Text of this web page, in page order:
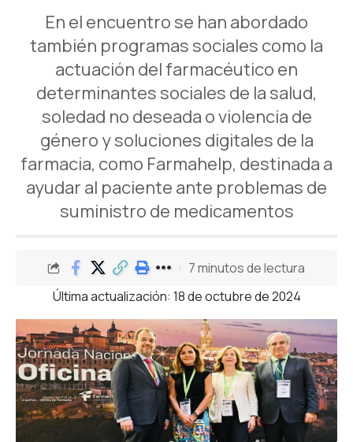
En el encuentro se han abordado
también programas sociales como la
actuación del farmacéutico en
determinantes sociales de la salud,
soledad no deseada o violencia de
género y soluciones digitales de la
farmacia, como Farmahelp, destinada a
ayudar al paciente ante problemas de
suministro de medicamentos
Última actualización: 18 de octubre de 2024
7 minutos de lectura